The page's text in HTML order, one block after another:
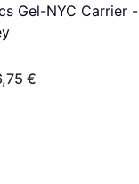
Gel-NYC Carrier -
€